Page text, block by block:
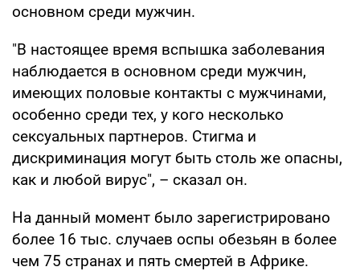
основном среди мужчин.
"В настоящее время вспышка заболевания
наблюдается в основном среди мужчин,
имеющих половые контакты с мужчинами,
особенно среди тех, у кого несколько
сексуальных партнеров. Стигма и
дискриминация могут быть столь же опасны,
как и любой вирус", – сказал он.
На данный момент было зарегистрировано
более 16 тыс. случаев оспы обезьян в более
чем 75 странах и пять смертей в Африке.